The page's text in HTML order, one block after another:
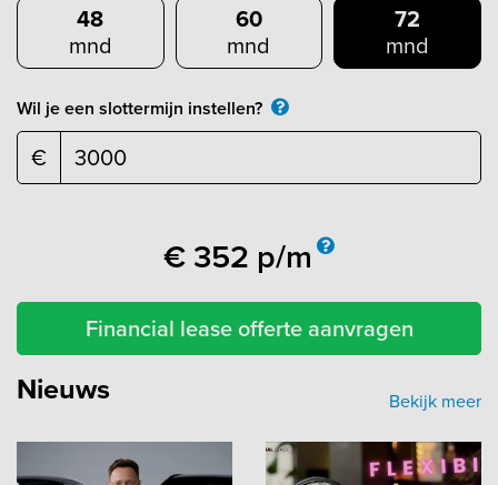
48
mnd
60
mnd
72
mnd
Wil je een slottermijn instellen?
€
€352 p/m
Financial lease offerte aanvragen
Nieuws Bekijk meer